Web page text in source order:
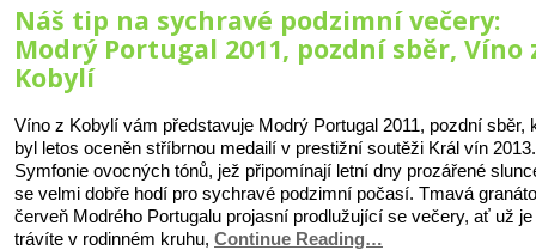
Náš tip na sychravé podzimní večery:
Modrý Portugal 2011, pozdní sběr, Víno
Kobylí
Víno z Kobylí vám představuje Modrý Portugal 2011, pozdní sběr,
byl letos oceněn stříbrnou medailí v prestižní soutěži Král vín 2013.
Symfonie ovocných tónů, jež připomínají letní dny prozářené
se velmi dobře hodí pro sychravé podzimní počasí. Tmavá
červeň Modrého Portugalu projasní prodlužující se večery, ať už je
trávíte v rodinném kruhu, Continue Reading…